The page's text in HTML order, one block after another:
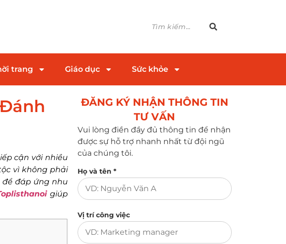
trang Giáo dục Sức khỏe
cận với nhiều
vì không phải
để đáp ứng nhu
giúp
ĐĂNG KÝ NHẬN THÔNG TIN
TƯ VẤN​
Vui lòng điền đầy đủ thông tin để nhận
được sự hỗ trợ nhanh nhất từ đội ngũ
của chúng tôi.
Họ và tên *
Vị trí công việc